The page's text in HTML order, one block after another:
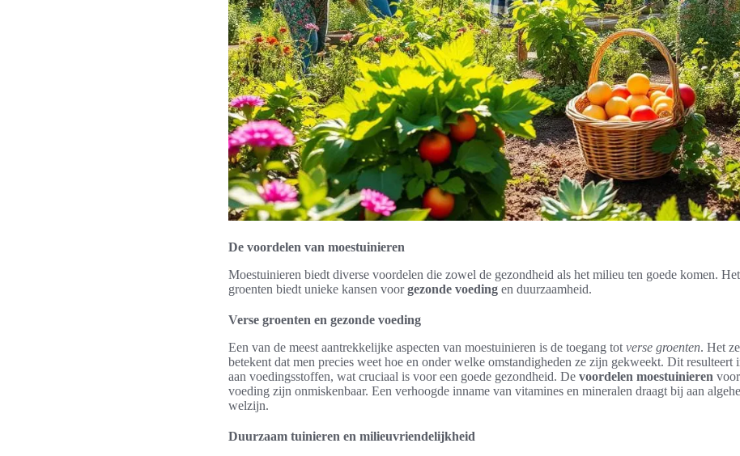
De voordelen van moestuinieren
Moestuinieren biedt diverse voordelen die zowel de gezondheid als het milieu ten goede komen.
groenten biedt unieke kansen voorgezonde voeding en duurzaamheid.
Verse groenten en gezonde voeding
Een van de meest aantrekkelijke aspecten van moestuinieren is de toegang tot verse groenten. Het
betekent dat men precies weet hoe en onder welke omstandigheden ze zijn gekweekt. Dit resulteert
aan voedingsstoffen, wat cruciaal is voor een goede gezondheid. De voordelen moestuinieren
voeding zijn onmiskenbaar. Een verhoogde inname van vitamines en mineralen draagt bij aan
welzijn.
Duurzaam tuinieren en milieuvriendelijkheid